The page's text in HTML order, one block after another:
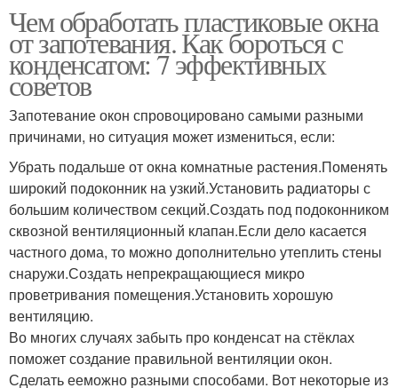
Чем обработать пластиковые окна
от запотевания. Как бороться с
конденсатом: 7 эффективных
советов
Запотевание окон спровоцировано самыми разными
причинами, но ситуация может измениться, если:
Убрать подальше от окна комнатные растения.Поменять
широкий подоконник на узкий.Установить радиаторы с
большим количеством секций.Создать под подоконником
сквозной вентиляционный клапан.Если дело касается
частного дома, то можно дополнительно утеплить стены
снаружи.Создать непрекращающиеся микро
проветривания помещения.Установить хорошую
вентиляцию.
Во многих случаях забыть про конденсат на стёклах
поможет создание правильной вентиляции окон.
Сделать ееможно разными способами. Вот некоторые из